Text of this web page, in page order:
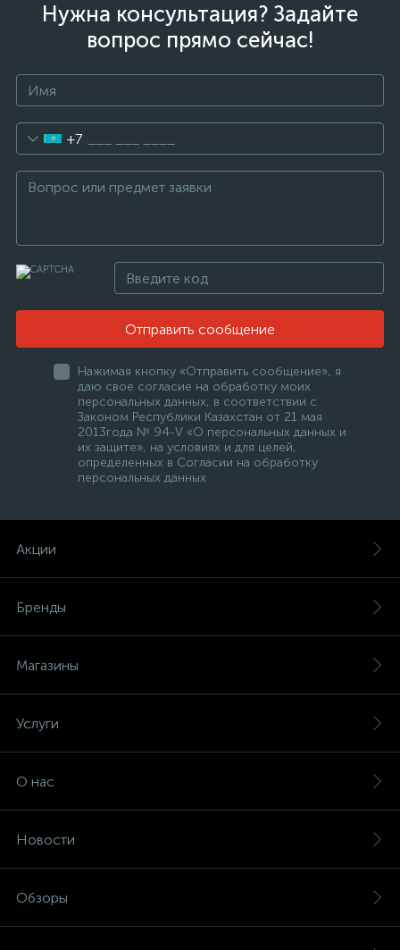
Нужна консультация? Задайте
вопрос прямо сейчас!
+7
Отправить сообщение
Нажимая кнопку «Отправить сообщение», я
даю свое согласие на обработку моих
персональных данных, в соответствии с
Законом Республики Казахстан от 21 мая
2013года № 94-V «О персональных данных и
их защите», на условиях и для целей,
определенных в Согласии на обработку
персональных данных
Акции
Бренды
Магазины
Услуги
О нас
Новости
Обзоры